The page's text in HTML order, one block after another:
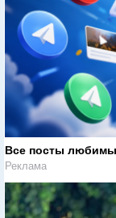
Все посты
Реклама